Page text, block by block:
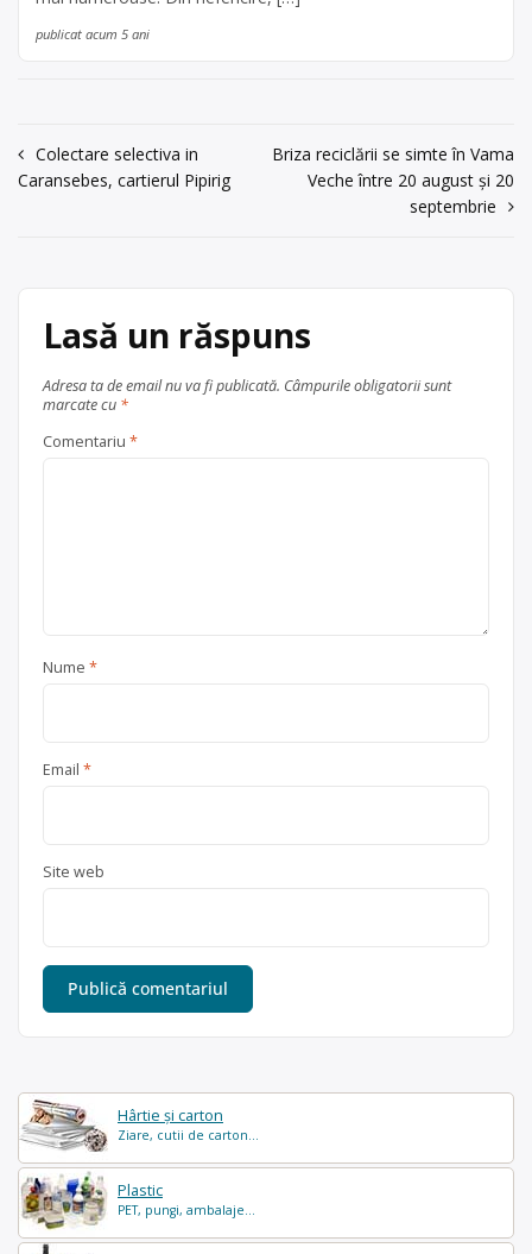
Hârtie și carton
Ziare, cutii de carton...
Plastic
PET, pungi, ambalaje...
publicat acum 5 ani
Navigare
în
Colectare selectiva in
Caransebes, cartierul Pipirig
Briza reciclării se simte în Vama
Veche între 20 august și 20
septembrie
Lasă un răspuns
Adresa ta de email nu va fi publicată. Câmpurile obligatorii sunt
marcate cu *
Comentariu *
Nume *
Email *
Site web